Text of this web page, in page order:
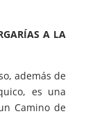
A LA
además de
es una
Camino de